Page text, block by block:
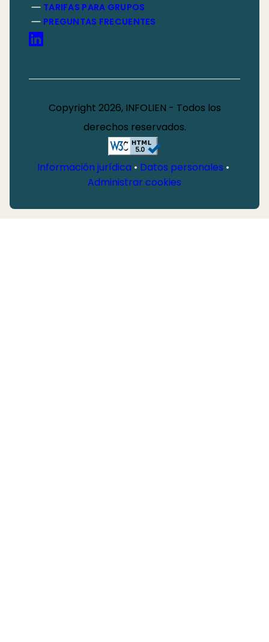
TARIFAS PARA GRUPOS
PREGUNTAS FRECUENTES
Copyright 2026, INFOLIEN - Todos los
derechos reservados.
Información jurídica • Datos personales •
Administrar cookies